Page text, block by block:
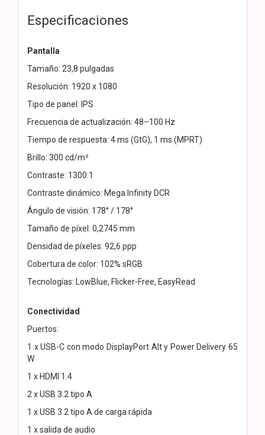
Especificaciones
Pantalla
Tamaño: 23,8 pulgadas
Resolución: 1920 x 1080
Tipo de panel: IPS
Frecuencia de actualización: 48–100 Hz
Tiempo de respuesta: 4 ms (GtG), 1 ms (MPRT)
Brillo: 300 cd/m²
Contraste: 1300:1
Contraste dinámico: Mega Infinity DCR
Ángulo de visión: 178° / 178°
Tamaño de píxel: 0,2745 mm
Densidad de píxeles: 92,6 ppp
Cobertura de color: 102% sRGB
Tecnologías: LowBlue, Flicker-Free, EasyRead
Conectividad
Puertos:
1 x USB-C con modo DisplayPort Alt y Power Delivery 65
W
1 x HDMI 1.4
2 x USB 3.2 tipo A
1 x USB 3.2 tipo A de carga rápida
1 x salida de audio